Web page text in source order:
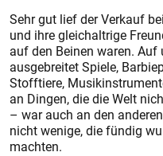
Sehr gut lief der Verkauf
und ihre gleichaltrige
auf den Beinen waren.
ausgebreitet Spiele,
Stofftiere,
an Dingen, die die Welt
– war auch an den
nicht wenige, die fündig
machten.